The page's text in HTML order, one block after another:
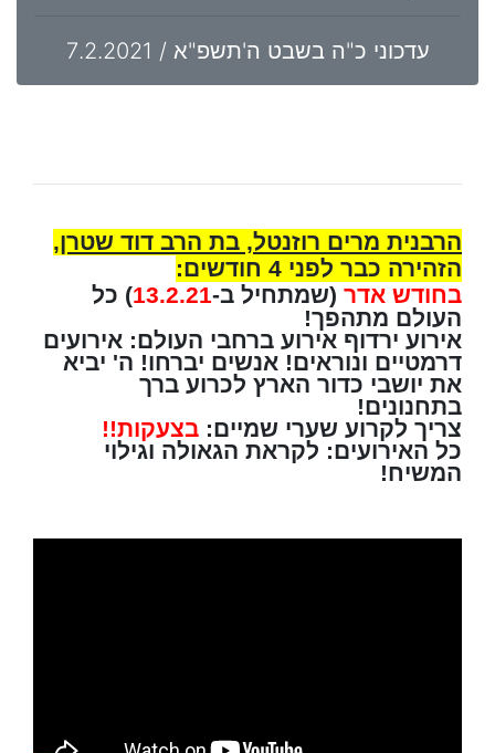
עדכוני כ"ה בשבט ה'תשפ"א / 7.2.2021
הרבנית מרים רוזנטל, בת הרב דוד שטרן,
הזהירה כבר לפני 4 חודשים:
בחודש אדר (שמתחיל ב-13.2.21) כל
העולם מתהפך!
אירוע ירדוף אירוע ברחבי העולם: אירועים
דרמטיים ונוראים! אנשים יברחו! ה' יביא
את יושבי כדור הארץ לכרוע ברך
בתחנונים!
צריך לקרוע שערי שמיים: בצעקות!!
כל האירועים: לקראת הגאולה וגילוי
המשיח!